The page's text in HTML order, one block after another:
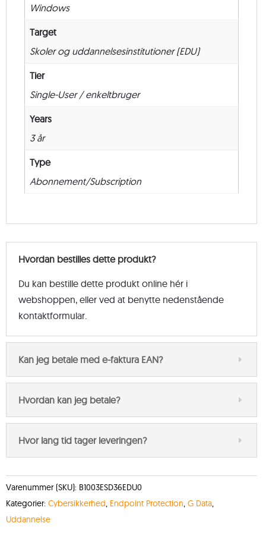
Windows
Target
Skoler og uddannelsesinstitutioner (EDU)
Tier
Single-User / enkeltbruger
Years
3 år
Type
Abonnement/Subscription
Hvordan bestilles dette produkt?
Du kan bestille dette produkt online hér i
webshoppen, eller ved at benytte nedenstående
kontaktformular.
Kan jeg betale med e-faktura EAN?
Hvordan kan jeg betale?
Hvor lang tid tager leveringen?
Varenummer (SKU): B1003ESD36EDU0
Kategorier: Cybersikkerhed, Endpoint Protection, G Data,
Uddannelse